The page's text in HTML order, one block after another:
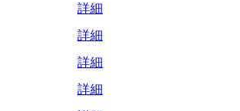
詳細
詳細
詳細
詳細